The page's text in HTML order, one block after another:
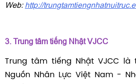
Web: http://
3. Trung tâm tiếng Nhật VJCC
Trung tâm tiếng Nhật VJCC
Nguồn Nhân Lực Việt Nam -